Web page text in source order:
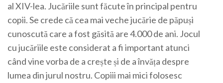
al XIV-lea. Jucăriile sunt făcute în principal pentru
copii. Se crede că cea mai veche jucărie de păpuși
cunoscută care a fost găsită are 4.000 de ani. Jocul
cu jucăriile este considerat a fi important atunci
când vine vorba de a crește și de a învăța despre
lumea din jurul nostru. Copiii mai mici folosesc